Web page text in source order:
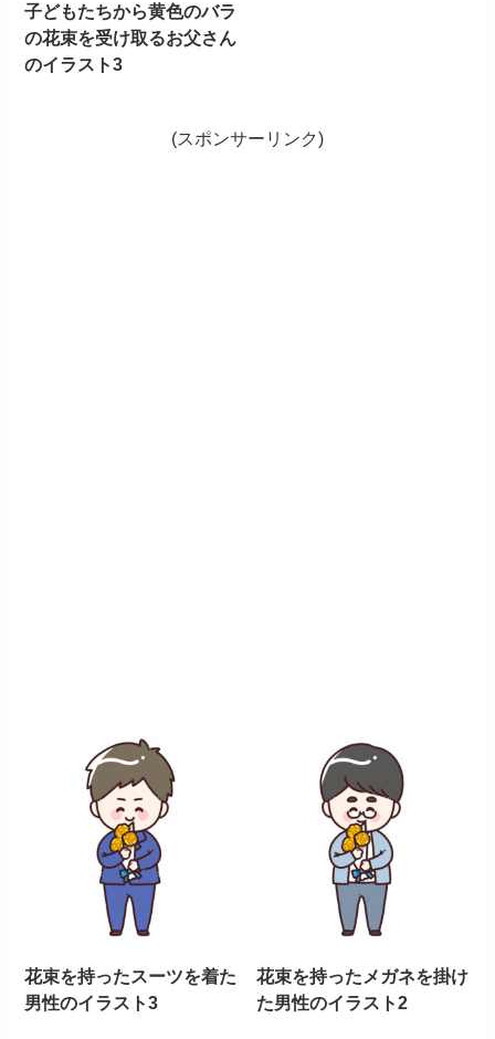
子どもたちから黄色のバラ
の花束を受け取るお父さん
のイラスト3
(スポンサーリンク)
花束を持ったスーツを着た
男性のイラスト3
花束を持ったメガネを掛け
た男性のイラスト2